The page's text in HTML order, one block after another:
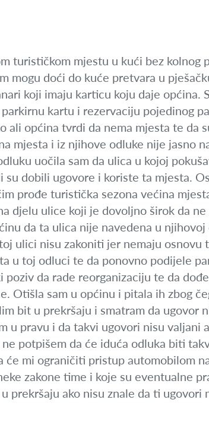
turističkom mjestu u kući bez kolnog
mogu doći do kuće pretvara u
koji imaju karticu koju daje općina.
kartu i rezervaciju pojedinog
ali općina tvrdi da nema mjesta te da
mjesta i iz njihove odluke nije jasno
uočila sam da ulica u kojoj
su dobili ugovore i koriste ta mjesta.
prođe turistička sezona većina
djelu ulice koji je dovoljno širok da
da ta ulica nije navedena u
ulici nisu zakoniti jer nemaju osnovu
u toj odluci te da ponovno podijele
poziv da rade reorganizaciju te da
Otišla sam u općinu i pitala ih zbog
bit u prekršaju i smatram da ugovor
u pravu i da takvi ugovori nisu valjani
potpišem da će iduća odluka biti
mi ograničiti pristup automobilom
zakone time i koje su eventualne
prekršaju ako nisu znale da ti ugovori